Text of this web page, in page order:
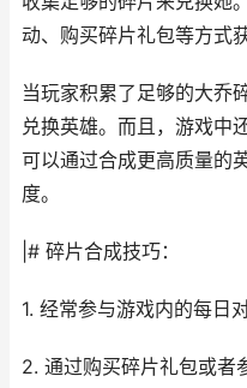
动、购买碎片礼包等方式获
当玩家积累了足够的大乔
兑换英雄。而且，游戏中
可以通过合成更高质量的
度。
|# 碎片合成技巧：
1. 经常参与游戏内的每日
2. 通过购买碎片礼包或者